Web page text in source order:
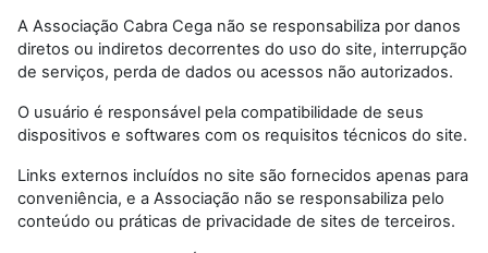
A Associação Cabra Cega não se responsabiliza por danos
diretos ou indiretos decorrentes do uso do site, interrupção
de serviços, perda de dados ou acessos não autorizados.
O usuário é responsável pela compatibilidade de seus
dispositivos e softwares com os requisitos técnicos do site.
Links externos incluídos no site são fornecidos apenas para
conveniência, e a Associação não se responsabiliza pelo
conteúdo ou práticas de privacidade de sites de terceiros.